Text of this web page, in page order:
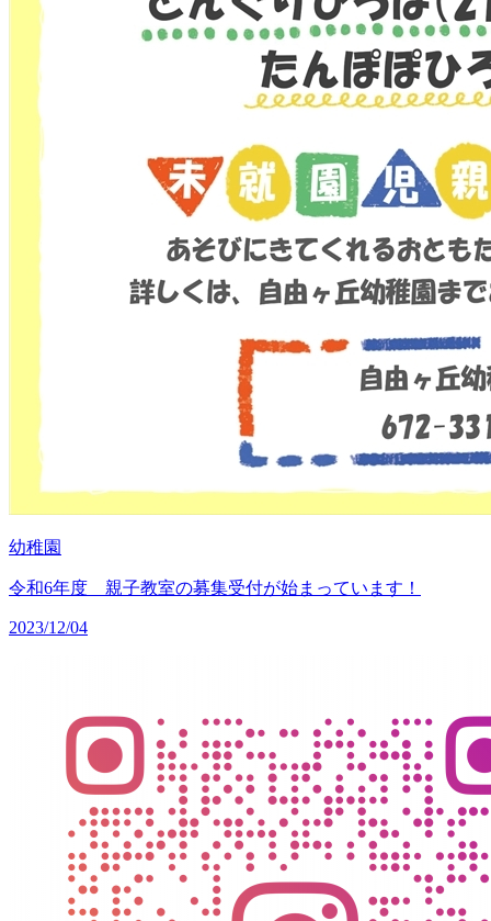
幼稚園
令和6年度 親子教室の募集受付が始まっています！
2023/12/04